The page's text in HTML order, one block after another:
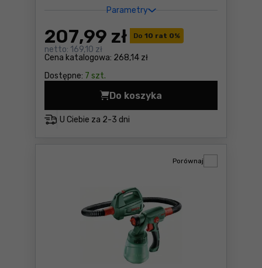
Parametry
Do 10 rat 0%
Cena katalogowa: 268,14 zł
207,99 zł
netto: 169,10 zł
Dostępne: 7 szt.
U Ciebie za 2-3 dni
Do koszyka
Pistolet do farb Einhell TC-
Porównaj